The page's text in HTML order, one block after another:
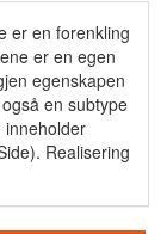
er en forenkling
er en egen
egenskapen
en subtype
inneholder
Realisering